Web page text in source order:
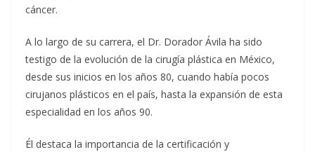
cáncer.
A lo largo de su carrera, el Dr. Dorador Ávila ha sido
testigo de la evolución de la cirugía plástica en México,
desde sus inicios en los años 80, cuando había pocos
cirujanos plásticos en el país, hasta la expansión de esta
especialidad en los años 90.
Él destaca la importancia de la certificación y